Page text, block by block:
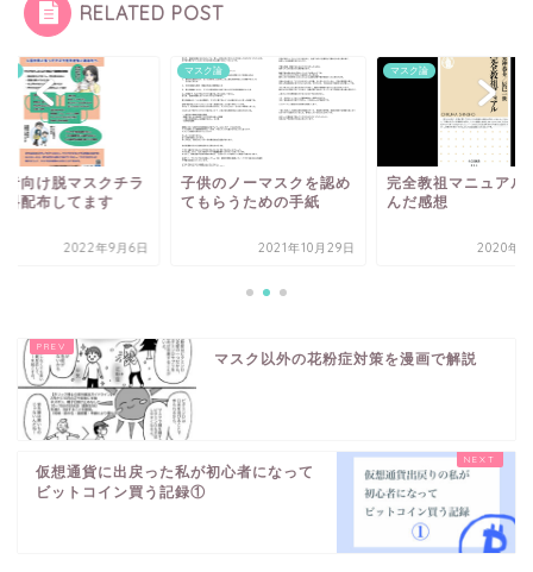
RELATED POST
者向け脱マスクチラ
料配布してます
2022年9月6日
マスク論
子供のノーマスクを認め
てもらうための手紙
2021年10月29日
マスク論
完全教祖マニュアル
んだ感想
2020年8
マスク以外の花粉症対策を漫画で解説
仮想通貨に出戻った私が初心者になって
ビットコイン買う記録①